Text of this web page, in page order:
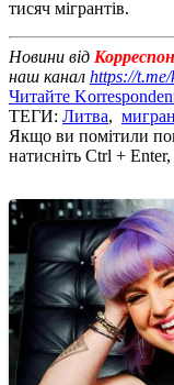
тисяч мігрантів.
Новини від
наш канал https://
Читайте
ТЕГИ: Литва,
Якщо ви помітили
натисніть Ctrl +